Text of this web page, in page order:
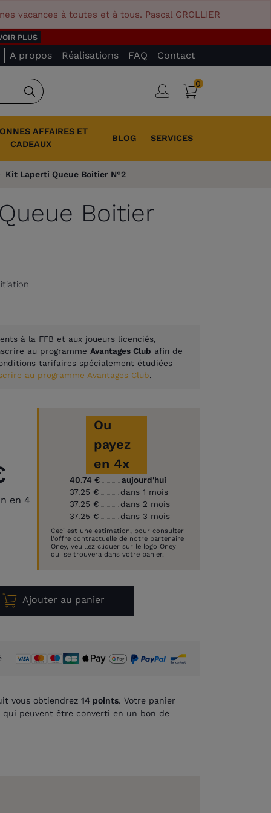
vacances à toutes et à tous. Pascal GROLLIER
PLUS
A propos Réalisations FAQ Contact
Rechercher
Connexion
Panier
0
AFFAIRES ET
CADEAUX
BLOG SERVICES
Kit Laperti Queue Boitier N°2
Boitier
à la FFB et aux joueurs licenciés,
au programme Avantages Club afin de
tarifaires spécialement étudiées
au programme Avantages Club.
en 4
Ou
payez
en 4x
40.74 €
aujourd'hui
37.25 €
dans 1 mois
37.25 €
dans 2 mois
37.25 €
dans 3 mois
Ceci est une estimation, pour consulter
l'offre contractuelle de notre partenaire
Oney, veuillez cliquer sur le logo Oney
qui se trouvera dans votre panier.
Ajouter au panier
vous obtiendrez 14 points. Votre panier
qui peuvent être converti en un bon de